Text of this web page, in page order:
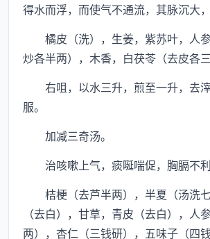
得水而浮，而使气不通流，其脉沉大
橘皮（洗），生姜，紫苏叶，人
炒各半两），木香，白茯苓（去皮各三
右咀，以水三升，煎至一升，去
服。
加减三奇汤。
治咳嗽上气，痰唌喘促，胸膈不利
桔梗（去芦半两），半夏（汤洗
（去白），甘草，青皮（去白），人
两），杏仁（三钱研），五味子（四